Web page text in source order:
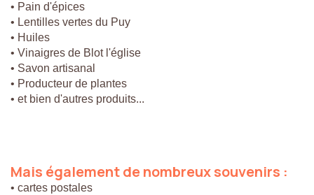
• Pain d'épices
• Lentilles vertes du Puy
• Huiles
• Vinaigres de Blot l'église
• Savon artisanal
• Producteur de plantes
• et bien d'autres produits...
Mais égalementdenombreuxsouvenirs :
• cartes postales